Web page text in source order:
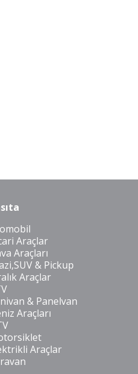
Araçlar
Araçları
& Pickup
Araçlar
& Panelvan
Araçları
Araçlar